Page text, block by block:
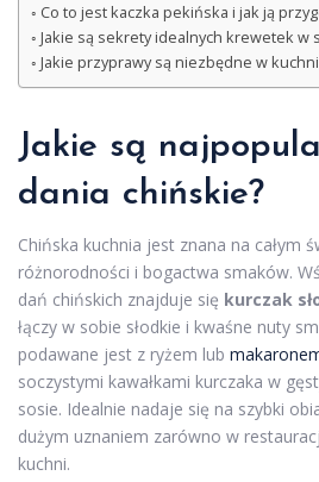
Co to jest kaczka pekińska i jak ją
Jakie są sekrety idealnych krewetek w
Jakie przyprawy są niezbędne w
Jakie są
dania chińskie?
Chińska kuchnia jest znana na całym
różnorodności i bogactwa smaków.
dań chińskich znajduje się kurczak
łączy w sobie słodkie i kwaśne nuty
podawane jest z ryżem lub
soczystymi kawałkami kurczaka w
sosie. Idealnie nadaje się na szybki
dużym uznaniem zarówno w
kuchni.